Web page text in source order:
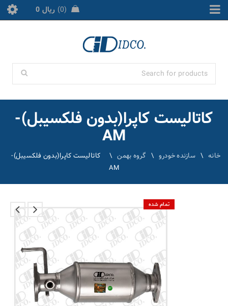
ریال 0
کاتالیست کاپرا(بدون فلکسیبل)-
AM
خانه \ سازنده خودرو \ گروه بهمن \
کاتالیست کاپرا(بدون فلکسیبل)-
AM
تمام شده